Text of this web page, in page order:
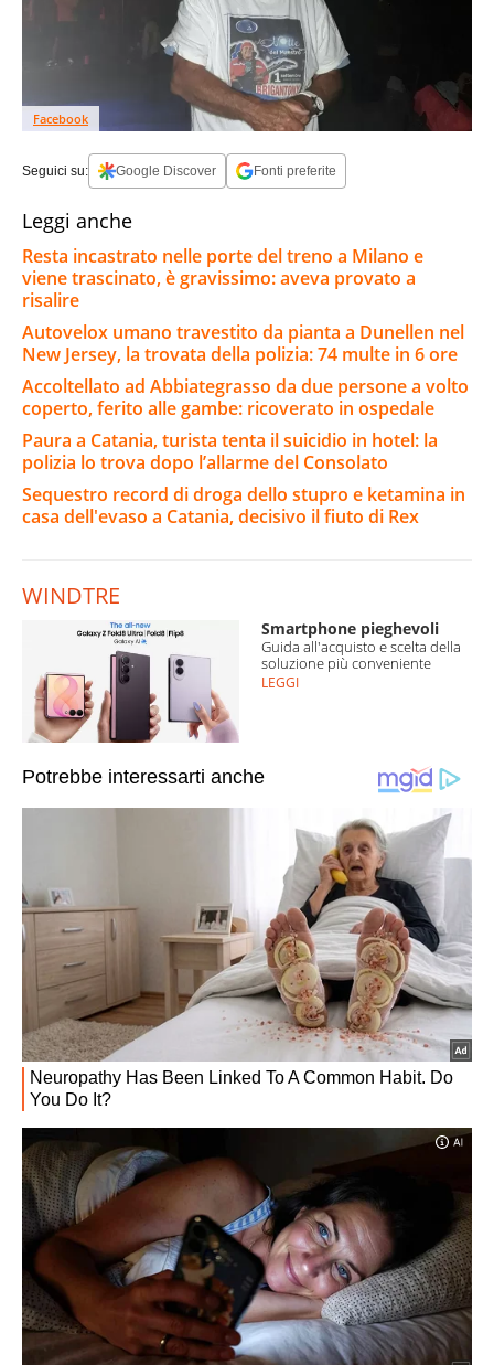
Facebook
Seguici su: Google Discover Fonti preferite
Leggi anche
Resta incastrato nelle porte del treno a Milano e
viene trascinato, è gravissimo: aveva provato a
risalire
Autovelox umano travestito da pianta a Dunellen nel
New Jersey, la trovata della polizia: 74 multe in 6 ore
Accoltellato ad Abbiategrasso da due persone a volto
coperto, ferito alle gambe: ricoverato in ospedale
Paura a Catania, turista tenta il suicidio in hotel: la
polizia lo trova dopo l’allarme del Consolato
Sequestro record di droga dello stupro e ketamina in
casa dell'evaso a Catania, decisivo il fiuto di Rex
WINDTRE
Smartphone pieghevoli
Guida all'acquisto e scelta della
soluzione più conveniente
LEGGI